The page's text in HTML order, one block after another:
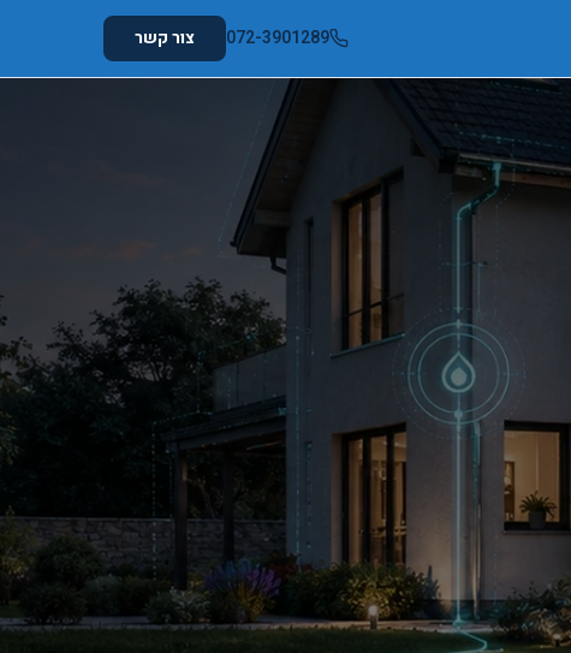
072-3901289 צור קשר